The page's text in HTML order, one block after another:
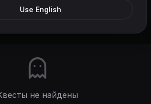
не найдены
Use English